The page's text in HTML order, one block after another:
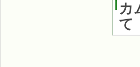
カ
て